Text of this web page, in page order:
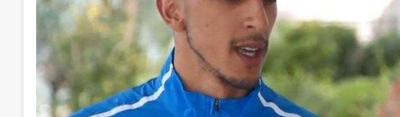
[ 4 Αυγούστου 2026 ]
Η συμφωνία πυρηνικής συνεργασίας ΗΠΑ-Σαουδικής Αραβίας
[ 4 Αυγούστου 2026 ]
Τα γεγονότα της Τηλλυρίας και το Σχέδιο Άτσεσον
ΑΠΟΨΕΙΣ
[ 4 Αυγούστου 2026 ]
Tηλεοπτικοί “Mega-Fiers”…
ΑΠΟΨΕΙΣ
[ 4 Αυγούστου 2026 ]
Κώστας Τσουκαλάς: Αντιπολίτευση
ΠΡΟΒΟΛΕΣ
[ 4 Αυγούστου 2026 ]
Ο Ιωάννης Μεταξάς και η 4η Αυγούστου: Πώς ένας αποτυχημένος κοινοβουλευτικός έγινε
δικτάτορας
ΕΠΙΛΟΓΕΣ
[ 3 Αυγούστου 2026 ] Η ελευθεροτυπία δεν απειλείται και δεν εκβιάζεται
ΠΑΡΕΜΒΑΣΕΙΣ